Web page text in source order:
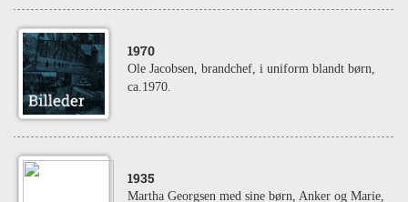
1970
Ole Jacobsen, brandchef, i uniform blandt børn,
ca.1970.
1935
Martha Georgsen med sine børn, Anker og Marie,